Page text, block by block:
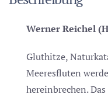
Werner Reichel
Gluthitze,
Meeresfluten
hereinbrechen.